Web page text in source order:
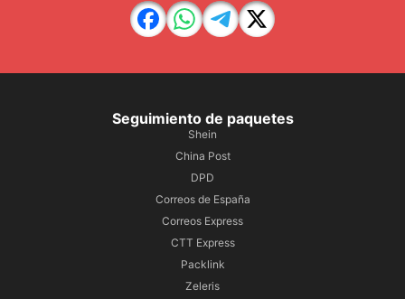
Seguimiento de paquetes
Shein
China Post
DPD
Correos de España
Correos Express
CTT Express
Packlink
Zeleris